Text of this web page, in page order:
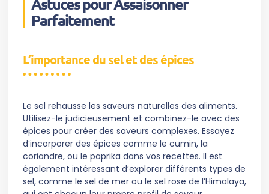
Parfaitement
L’importance du sel et des épices
Le sel rehausse les saveurs naturelles des aliments.
Utilisez-le judicieusement et combinez-le avec des
épices pour créer des saveurs complexes. Essayez
d’incorporer des épices comme le cumin, la
coriandre, ou le paprika dans vos recettes. Il est
également intéressant d’explorer différents types de
sel, comme le sel de mer ou le sel rose de l’Himalaya,